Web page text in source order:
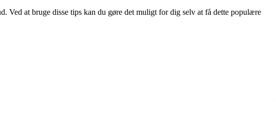
Ved at bruge disse tips kan du gøre det muligt for dig selv at få dette populære